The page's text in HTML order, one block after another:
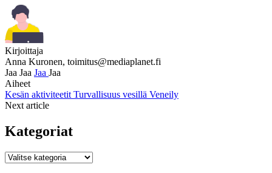
Kirjoittaja
Anna Kuronen, toimitus@mediaplanet.fi
Jaa Jaa Jaa Jaa
Aiheet
Kesän aktiviteetit Turvallisuus vesillä Veneily
Next article
Kategoriat
Kategoriat